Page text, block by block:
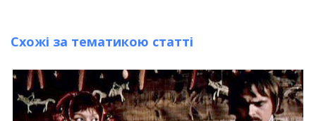
Схожі за тематикою статті